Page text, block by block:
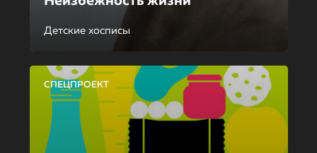
Детские хосписы
СПЕЦПРОЕКТ